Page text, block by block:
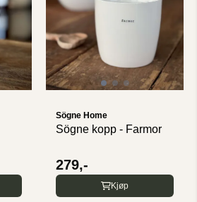
Sögne Home
Sögne kopp - Farmor
279,-
Kjøp